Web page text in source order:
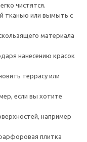
чистятся.
тканью или вымыть с
материала
нанесению красок
террасу или
если вы хотите
например
плитка